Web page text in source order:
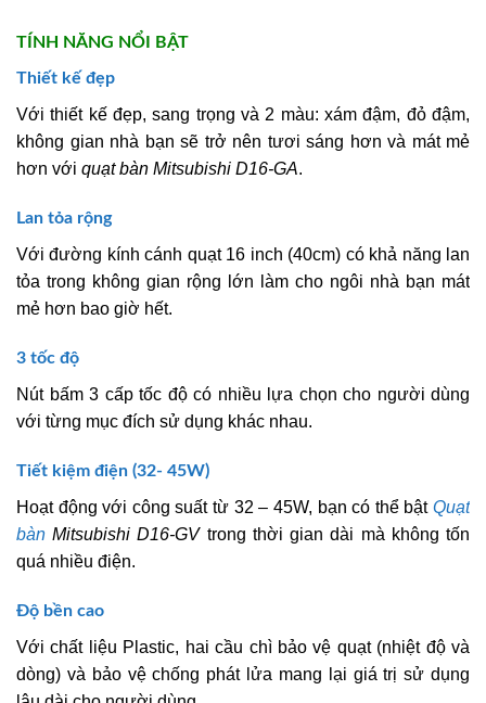
TÍNH NĂNG NỔI BẬT
Thiết kế đẹp
Với thiết kế đẹp, sang trọng và 2 màu: xám đậm, đỏ đậm,
không gian nhà bạn sẽ trở nên tươi sáng hơn và mát mẻ
hơn với quạt bàn Mitsubishi D16-GA.
Lan tỏa rộng
Với đường kính cánh quạt 16 inch (40cm) có khả năng lan
tỏa trong không gian rộng lớn làm cho ngôi nhà bạn mát
mẻ hơn bao giờ hết.
3 tốc độ
Nút bấm 3 cấp tốc độ có nhiều lựa chọn cho người dùng
với từng mục đích sử dụng khác nhau.
Tiết kiệm điện (32- 45W)
Hoạt động với công suất từ 32 – 45W, bạn có thể bật Quạt
bàn Mitsubishi D16-GVtrong thời gian dài mà không tốn
quá nhiều điện.
Độ bền cao
Với chất liệu Plastic, hai cầu chì bảo vệ quạt (nhiệt độ và
dòng) và bảo vệ chống phát lửa mang lại giá trị sử dụng